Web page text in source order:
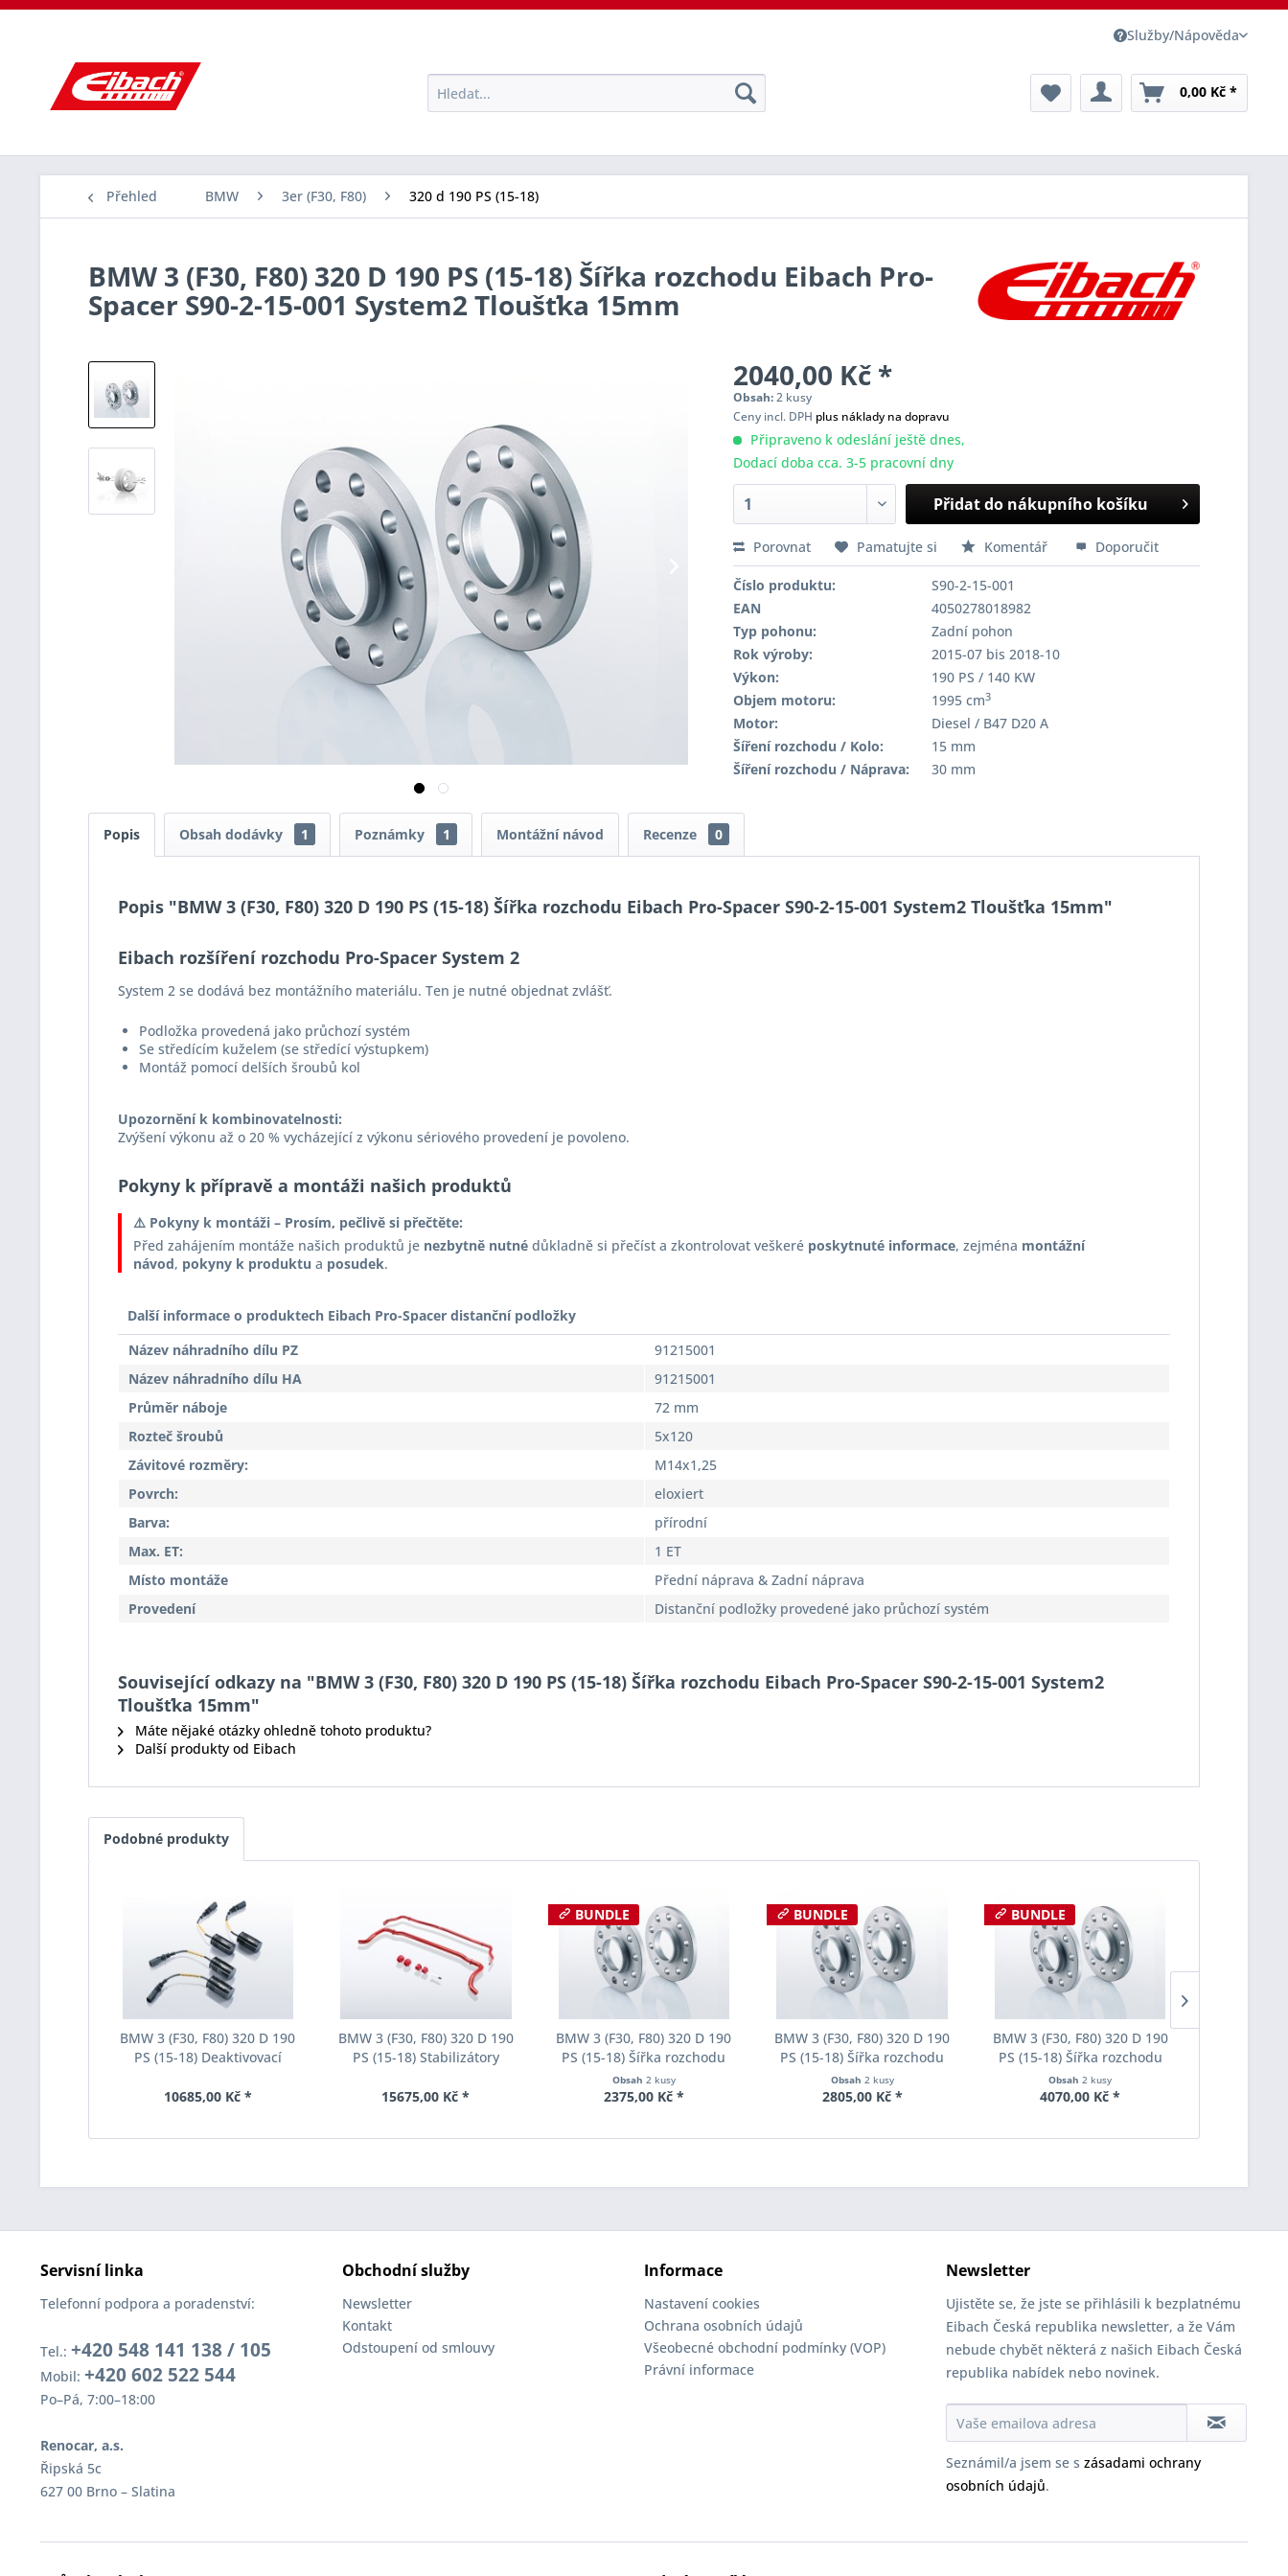
Služby/Nápověda
0,00 Kč *
Přehled BMW 3er (F30, F80) 320 d 190 PS (15-18)
BMW 3 (F30, F80) 320 D 190 PS (15-18) Šířka rozchodu Eibach Pro-
Spacer S90-2-15-001 System2 Tloušťka 15mm
2040,00 Kč *
Obsah:2 kusy
Ceny incl. DPH plus náklady na dopravu
Připraveno k odeslání ještě dnes,
Dodací doba cca. 3-5 pracovní dny
Přidat do nákupního košíku
Porovnat Pamatujte si Komentář Doporučit
Číslo produktu:
S90-2-15-001
EAN
4050278018982
Typ pohonu:
Zadní pohon
Rok výroby:
2015-07 bis 2018-10
Výkon:
190 PS / 140 KW
Objem motoru:
1995 cm3
Motor:
Diesel / B47 D20 A
Šíření rozchodu / Kolo:
15 mm
Šíření rozchodu / Náprava:
30 mm
Popis Obsah dodávky 1 Poznámky 1 Montážní návod Recenze 0
Popis "BMW 3 (F30, F80) 320 D 190 PS (15-18) Šířka rozchodu Eibach Pro-Spacer S90-2-15-001 System2 Tloušťka 15mm"
Eibach rozšíření rozchodu Pro-Spacer System 2
System 2 se dodává bez montážního materiálu. Ten je nutné objednat zvlášť.
Podložka provedená jako průchozí systém
Se středícím kuželem (se středící výstupkem)
Montáž pomocí delších šroubů kol
Upozornění k kombinovatelnosti:
Zvýšení výkonu až o 20 % vycházející z výkonu sériového provedení je povoleno.
Pokyny k přípravě a montáži našich produktů
⚠️ Pokyny k montáži – Prosím, pečlivě si přečtěte:
Před zahájením montáže našich produktů je nezbytně nutné důkladně si přečíst a zkontrolovat veškeré poskytnuté informace, zejména montážní
návod, pokyny k produktu a posudek.
Další informace o produktech Eibach Pro-Spacer distanční podložky
Název náhradního dílu PZ
91215001
Název náhradního dílu HA
91215001
Průměr náboje
72 mm
Rozteč šroubů
5x120
Závitové rozměry:
M14x1,25
Povrch:
eloxiert
Barva:
přírodní
Max. ET:
1 ET
Místo montáže
Přední náprava & Zadní náprava
Provedení
Distanční podložky provedené jako průchozí systém
Související odkazy na "BMW 3 (F30, F80) 320 D 190 PS (15-18) Šířka rozchodu Eibach Pro-Spacer S90-2-15-001 System2
Tloušťka 15mm"
Máte nějaké otázky ohledně tohoto produktu?
Další produkty od Eibach
Podobné produkty
BMW 3 (F30, F80) 320 D 190
PS (15-18) Deaktivovací
AM65-20-030-01-22
10685,00 Kč *
BMW 3 (F30, F80) 320 D 190
PS (15-18) Stabilizátory
031-02-11
15675,00 Kč *
BUNDLE
BMW 3 (F30, F80) 320 D 190
PS (15-18) Šířka rozchodu
Eibach Pro-Spacer S90-2-10-
004 System2 Tloušťka 10mm
Obsah 2 kusy
2375,00 Kč *
BUNDLE
BMW 3 (F30, F80) 320 D 190
PS (15-18) Šířka rozchodu
Eibach Pro-Spacer S90-2-12-
002 System2 Tloušťka 12mm
Obsah 2 kusy
2805,00 Kč *
BUNDLE
BMW 3 (F30, F80) 320 D 190
PS (15-18) Šířka rozchodu
Eibach Pro-Spacer S90-2-20-
020 System2 Tloušťka 20mm
Obsah2 kusy
4070,00 Kč *
Servisní linka
Telefonní podpora a poradenství:
Tel.: +420 548 141 138 / 105
Mobil: +420 602 522 544
Po–Pá, 7:00–18:00
Renocar, a.s.
Řipská 5c
627 00 Brno – Slatina
Obchodní služby
Newsletter
Kontakt
Odstoupení od smlouvy
Informace
Nastavení cookies
Ochrana osobních údajů
Všeobecné obchodní podmínky (VOP)
Právní informace
Newsletter
Ujistěte se, že jste se přihlásili k bezplatnému
Eibach Česká republika newsletter, a že Vám
nebude chybět některá z našich Eibach Česká
republika nabídek nebo novinek.
Seznámil/a jsem se s zásadami ochrany
osobních údajů.